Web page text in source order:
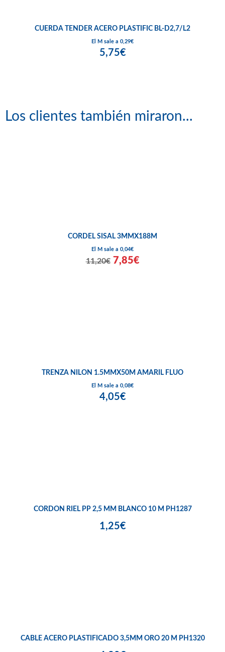
CUERDA TENDER ACERO PLASTIFIC BL-D2,7/L2
El M sale a 0,29€
5,75€
Los clientes también miraron...
CORDEL SISAL 3MMX188M
El M sale a 0,04€
11,20€ 7,85€
TRENZA NILON 1.5MMX50M AMARIL FLUO
El M sale a 0,08€
4,05€
CORDON RIEL PP 2,5 MM BLANCO 10 M PH1287
1,25€
CABLE ACERO PLASTIFICADO 3,5MM ORO 20 M PH1320